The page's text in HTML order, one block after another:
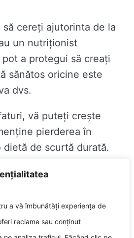
a vă îmbunătăți experiența de
reclame sau conținut
să cereți ajutorinta de la
un nutriționist
a protegui să creați
sănătos oricine este
dvs.
vă puteți crește
pierderea în
de scurtă durată.